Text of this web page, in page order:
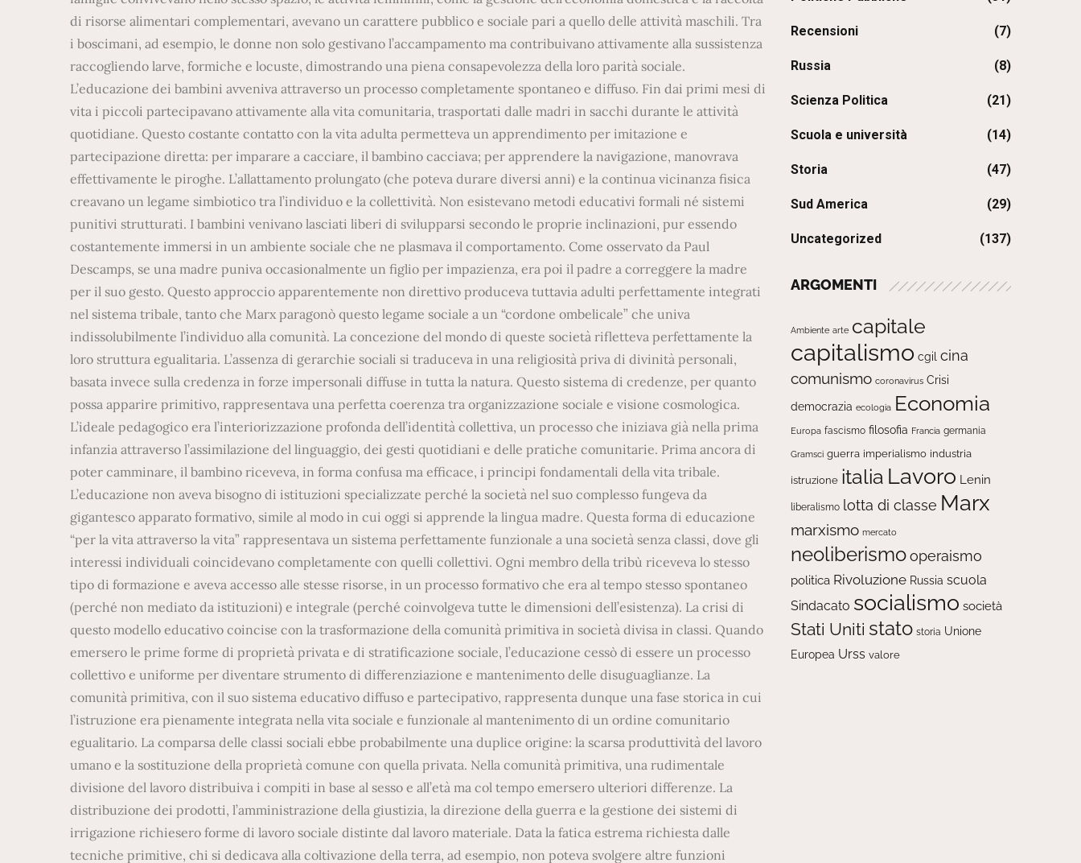
Recensioni (7)
Russia (8)
Scienza Politica (21)
Scuola e università (14)
Storia (47)
Sud America (29)
Uncategorized (137)
ARGOMENTI
Ambiente arte capitale
capitalismo cgil cina
comunismo coronavirus Crisi
democrazia ecologia Economia
Europa fascismo filosofia Francia germania
Gramsci guerra imperialismo industria
istruzione italia Lavoro Lenin
liberalismo lotta di classe Marx
marxismo mercato
neoliberismooperaismo
politica Rivoluzione Russia scuola
Sindacato socialismo società
Stati Uniti stato storia Unione
Europea Urss valore